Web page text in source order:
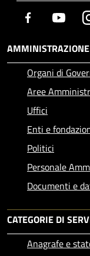
Facebook
AMMINISTRAZIONE
Organi di
Aree
Uffici
Enti e
Politici
Personale
Documenti e
CATEGORIE DI
Anagrafe e